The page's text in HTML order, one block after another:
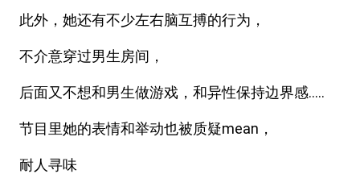
此外，她还有不少左右脑互搏的行为，
不介意穿过男生房间，
后面又不想和男生做游戏，和异性保持边界感.....
节目里她的表情和举动也被质疑mean，
耐人寻味